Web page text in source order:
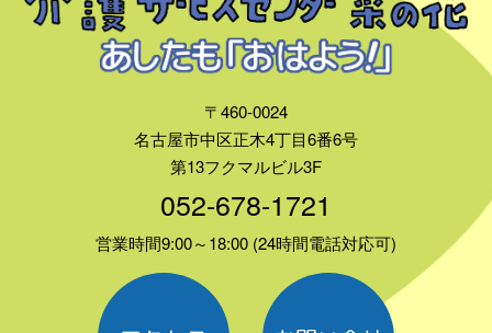
〒460-0024
名古屋市中区正木4丁目6番6号
第13フクマルビル3F
052-678-1721
営業時間9:00～18:00 (24時間電話対応可)